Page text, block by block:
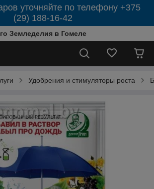
уточняйте по телефону +375
(29) 188-16-42
Земледелия в Гомеле
Удобрения и стимуляторы роста